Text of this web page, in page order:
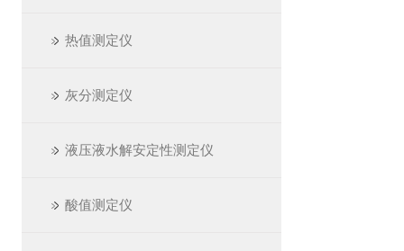
热值测定仪
灰分测定仪
液压液水解安定性测定仪
酸值测定仪